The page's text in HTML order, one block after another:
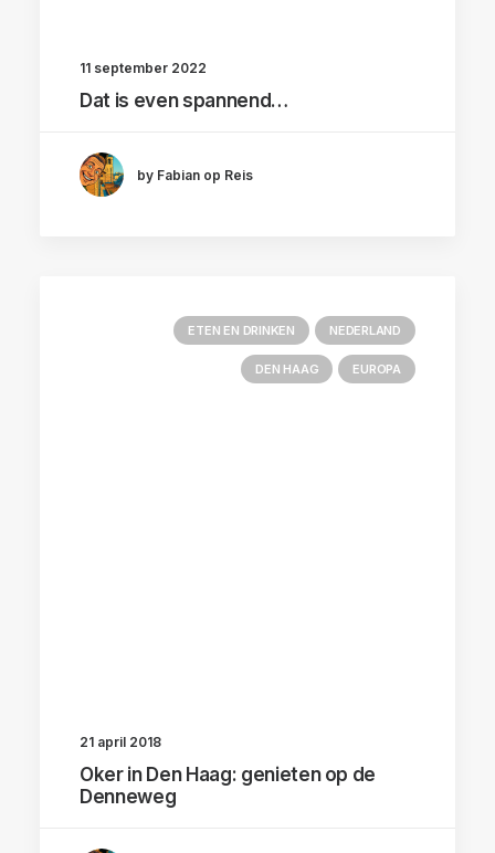
11 september 2022
Dat is even spannend…
by Fabian op Reis
ETEN EN DRINKEN NEDERLAND
DEN HAAG EUROPA
21 april 2018
Oker in Den Haag: genieten op de
Denneweg